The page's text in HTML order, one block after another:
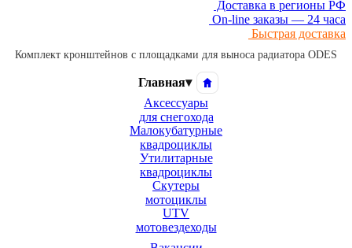
Доставка в регионы РФ
On-line заказы — 24 часа
Быстрая доставка
Комплект кронштейнов с площадками для выноса радиатора ODES
Главная▾
Аксессуары
для снегохода
Малокубатурные
квадроциклы
Утилитарные
квадроциклы
Скутеры
мотоциклы
UTV
мотовездеходы